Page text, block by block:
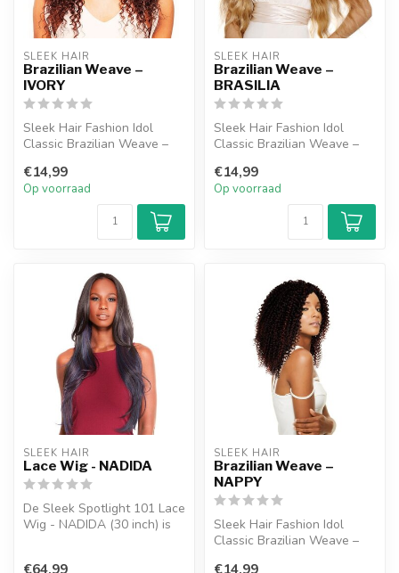
SLEEK HAIR
Brazilian Weave –
IVORY
Sleek Hair Fashion Idol
Classic Brazilian Weave –
w...
€14,99
Op voorraad
SLEEK HAIR
Brazilian Weave –
BRASILIA
Sleek Hair Fashion Idol
Classic Brazilian Weave –
w...
€14,99
Op voorraad
SLEEK HAIR
Lace Wig - NADIDA
De Sleek Spotlight 101 Lace
Wig - NADIDA (30 inch) is
€64,99
SLEEK HAIR
Brazilian Weave –
NAPPY
Sleek Hair Fashion Idol
Classic Brazilian Weave –
€14,99